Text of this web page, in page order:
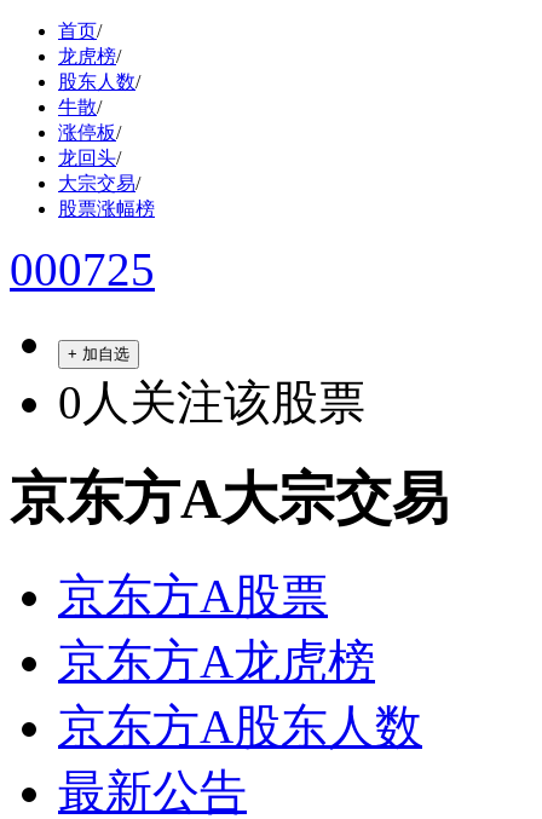
首页/
龙虎榜/
股东人数/
牛散/
涨停板/
龙回头/
大宗交易/
股票涨幅榜
000725
+ 加自选
0 人关注该股票
京东方A大宗交易
京东方A股票
京东方A龙虎榜
京东方A股东人数
最新公告